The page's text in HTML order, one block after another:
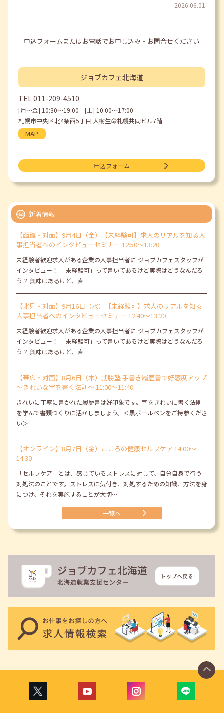
2026.06.01
申込フォームまたはお電話でお申し込み・お問合せください
ジョブカフェ北海道
TEL011-209-4510
[月〜金] 10:30〜19:00 [土] 10:00〜17:00
札幌市中央区北4条西5丁目 大樹生命札幌共同ビル7階
MAP
申込フォーム
新着情報
【函館・対面】9月4日（金）【未経験可】求人のリアルを知る人
事担当者へのインタビューセミナー 12:50～13:20
未経験者歓迎求人がある企業の人事担当者に ジョブカフェスタッフが
インタビュー！ 「未経験可」って書いてあるけど実際はどうなんだろ
う？ 興味はあるけど、直…
【北見・対面】9月16日（水）【未経験可】求人のリアルを知る
人事担当者へのインタビューセミナー 12:40～13:20
未経験者歓迎求人がある企業の人事担当者に ジョブカフェスタッフが
インタビュー！ 「未経験可」って書いてあるけど実際はどうなんだろ
う？ 興味はあるけど、直…
【帯広・対面】8月6日（木）就勝塾 手書き履歴書で好感度アップ
～きれいな字を書く法則～ 11:00～11:40
きれいに丁寧に書かれた履歴書は好印象です。字をきれいに書く法則
を学んで書類つくりに活かしましょう。＜黒ボールペンをご持参くださ
い＞
【オンライン】8月7日（金）こころの健康セルフケア 14:00～
14:30
「セルフケア」とは、感じているストレスに対して、自分自身で行う
対処法のことです。ストレスに気付き、対処するための知識、方法を身
につけ、それを実施することが大切…
一覧へ